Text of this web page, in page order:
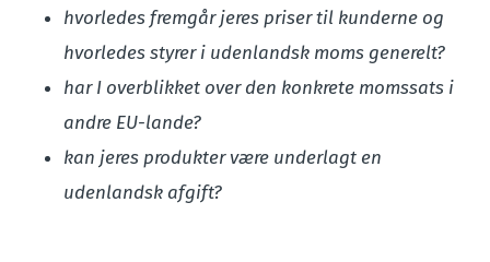
hvorledes fremgår jeres priser til kunderne og
hvorledes styrer i udenlandsk moms generelt?
har I overblikket over den konkrete momssats i
andre EU-lande?
kan jeres produkter være underlagt en
udenlandsk afgift?